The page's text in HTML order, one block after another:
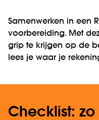
Samenwerken in een
voorbereiding. Met
grip te krijgen op de
lees je waar je
Checklist: